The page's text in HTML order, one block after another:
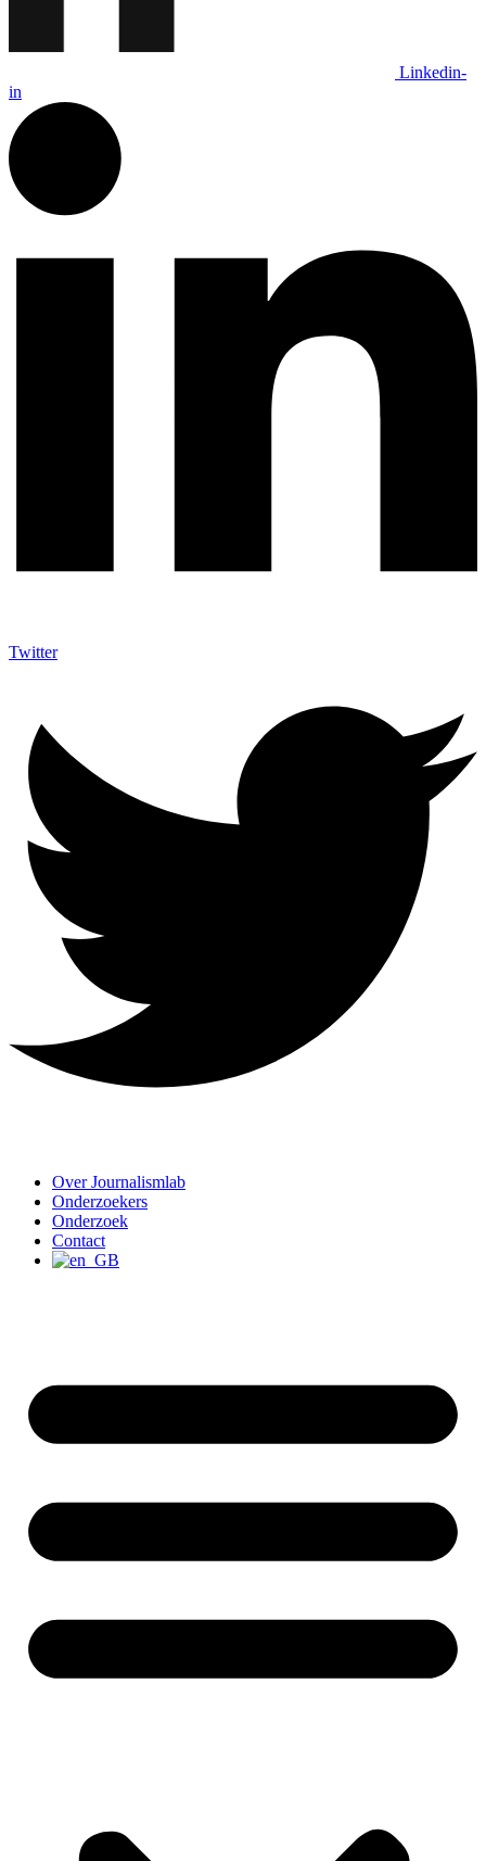
Linkedin-
in
Twitter
Over Journalismlab
Onderzoekers
Onderzoek
Contact